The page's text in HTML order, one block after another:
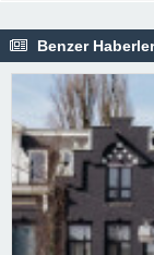
Benzer Haberler